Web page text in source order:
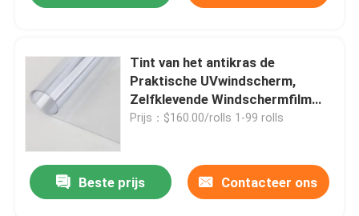
Tint van het antikras de
Praktische UVwindscherm,
Zelfklevende Windschermfilm
voor Auto
Prijs：$160.00/rolls 1-99 rolls
Beste prijs Contacteer ons